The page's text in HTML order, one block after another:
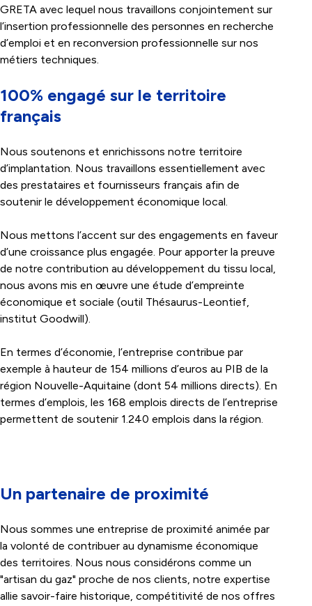
GRETA avec lequel nous travaillons conjointement sur
l’insertion professionnelle des personnes en recherche
d’emploi et en reconversion professionnelle sur nos
métiers techniques.
100% engagé sur le territoire
français
Nous soutenons et enrichissons notre territoire
d’implantation. Nous travaillons essentiellement avec
des prestataires et fournisseurs français afin de
soutenir le développement économique local.
Nous mettons l’accent sur des engagements en faveur
d’une croissance plus engagée. Pour apporter la preuve
de notre contribution au développement du tissu local,
nous avons mis en œuvre une étude d’empreinte
économique et sociale (outil Thésaurus-Leontief,
institut Goodwill).
En termes d’économie, l’entreprise contribue par
exemple à hauteur de 154 millions d’euros au PIB de la
région Nouvelle-Aquitaine (dont 54 millions directs). En
termes d’emplois, les 168 emplois directs de l’entreprise
permettent de soutenir 1.240 emplois dans la région.
Un partenaire de proximité
Nous sommes une entreprise de proximité animée par
la volonté de contribuer au dynamisme économique
des territoires. Nous nous considérons comme un
"artisan du gaz" proche de nos clients, notre expertise
allie savoir-faire historique, compétitivité de nos offres